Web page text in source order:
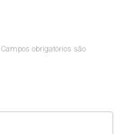
Campos obrigatórios são